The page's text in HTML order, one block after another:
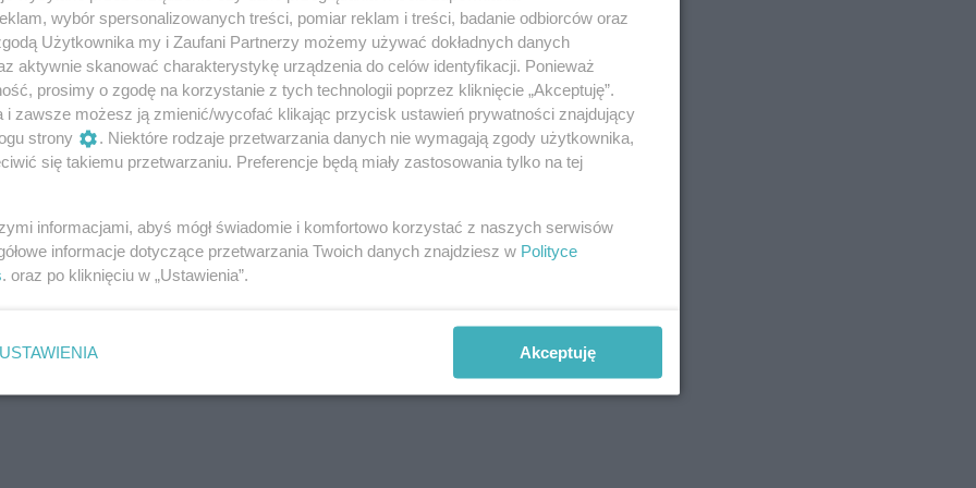
na M4),
M3 oraz kolej),
kolej),
wybór spersonalizowanych treści, pomiar reklam i treści, badanie odbiorców oraz
Użytkownika my i Zaufani Partnerzy możemy używać dokładnych danych
aktywnie skanować charakterystykę urządzenia do celów identyfikacji. Ponieważ
prosimy o zgodę na korzystanie z tych technologii poprzez kliknięcie „Akceptuję”.
i zawsze możesz ją zmienić/wycofać klikając przycisk ustawień prywatności znajdujący
strony
. Niektóre rodzaje przetwarzania danych nie wymagają zgody użytkownika,
się takiemu przetwarzaniu. Preferencje będą miały zastosowania tylko na tej
informacjami, abyś mógł świadomie i komfortowo korzystać z naszych serwisów
informacje dotyczące przetwarzania Twoich danych znajdziesz w Polityce
. oraz po kliknięciu w „Ustawienia”.
USTAWIENIA Akceptuję